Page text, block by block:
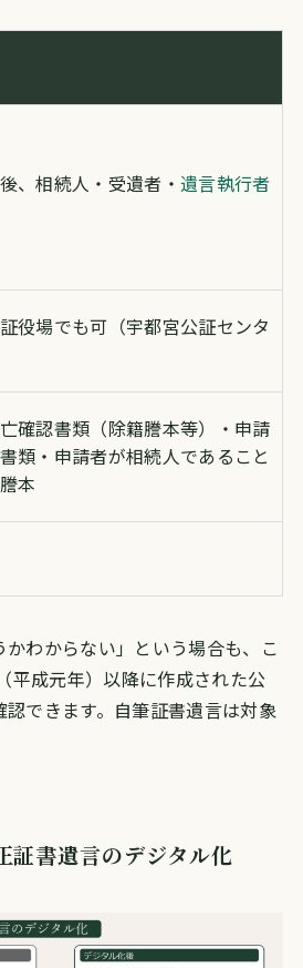
、相続人・受遺者・遺言執行者
役場でも可（宇都宮公証センタ
確認書類（除籍謄本等）・申請
類・申請者が相続人であること
本
かわからない」という場合も、こ
平成元年）以降に作成された公
できます。自筆証書遺言は対象
書遺言のデジタル化